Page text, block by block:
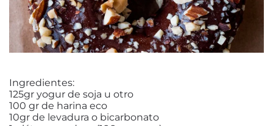
Ingredientes:
125gr yogur de soja u otro
100 gr de harina eco
10gr de levadura o bicarbonato